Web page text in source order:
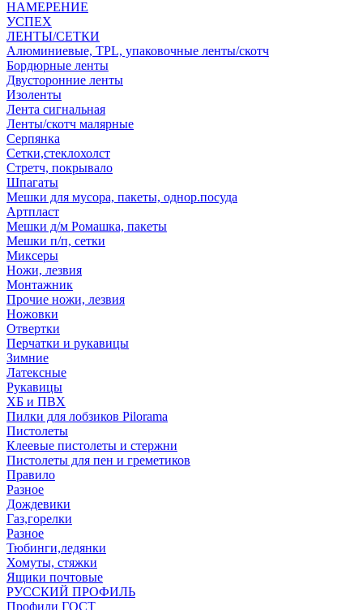
НАМЕРЕНИЕ
УСПЕХ
ЛЕНТЫ/СЕТКИ
Алюминиевые, TPL, упаковочные ленты/скотч
Бордюрные ленты
Двусторонние ленты
Изоленты
Лента сигнальная
Ленты/скотч малярные
Серпянка
Сетки,стеклохолст
Стретч, покрывало
Шпагаты
Мешки для мусора, пакеты, однор.посуда
Артпласт
Мешки д/м Ромашка, пакеты
Мешки п/п, сетки
Миксеры
Ножи, лезвия
Монтажник
Прочие ножи, лезвия
Ножовки
Отвертки
Перчатки и рукавицы
Зимние
Латексные
Рукавицы
ХБ и ПВХ
Пилки для лобзиков Pilorama
Пистолеты
Клеевые пистолеты и стержни
Пистолеты для пен и греметиков
Правило
Разное
Дождевики
Газ,горелки
Разное
Тюбинги,ледянки
Хомуты, стяжки
Ящики почтовые
РУССКИЙ ПРОФИЛЬ
Профили ГОСТ